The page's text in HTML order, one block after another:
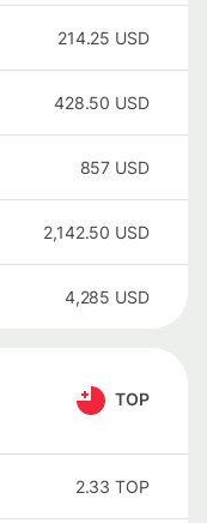
214.25 USD
428.50 USD
857 USD
2,142.50 USD
4,285 USD
TOP
2.33 TOP